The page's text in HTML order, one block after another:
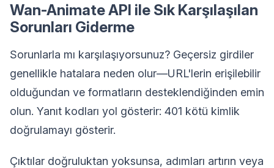
Wan-Animate API ile Sık Karşılaşılan
Sorunları Giderme
Sorunlarla mı karşılaşıyorsunuz? Geçersiz girdiler
genellikle hatalara neden olur—URL'lerin erişilebilir
olduğundan ve formatların desteklendiğinden emin
olun. Yanıt kodları yol gösterir: 401 kötü kimlik
doğrulamayı gösterir.
Çıktılar doğruluktan yoksunsa, adımları artırın veya